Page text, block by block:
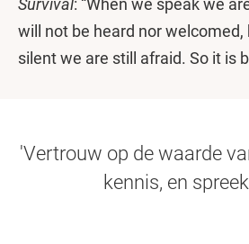
Survival: “When we speak we
will not be heard nor welcomed,
silent we are still afraid. So it is
'Vertrouw op de waarde
kennis, en